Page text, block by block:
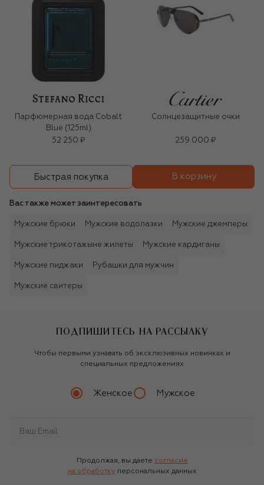
Парфюмерная вода Cobalt
Blue (125ml)
52 250 ₽
Солнцезащитные очки
259 000 ₽
Быстрая покупка В корзину
Вас также может заинтересовать
Мужские брюки Мужские водолазки Мужские джемперы
Мужские трикотажыне жилеты Мужские кардиганы
Мужские пиджаки Рубашки для мужчин
Мужские свитеры
ПОДПИШИТЕСЬ НА РАССЫЛКУ
Чтобы первыми узнавать об эксклюзивных новинках и
специальных предложениях
Женское Мужское
Продолжая, вы даете согласие
на обработку персональных данных